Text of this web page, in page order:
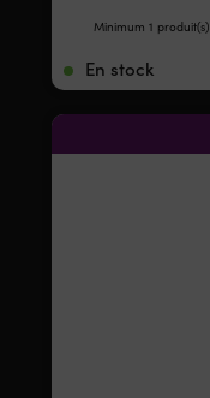
Minimum 1 produit(s)
En stock